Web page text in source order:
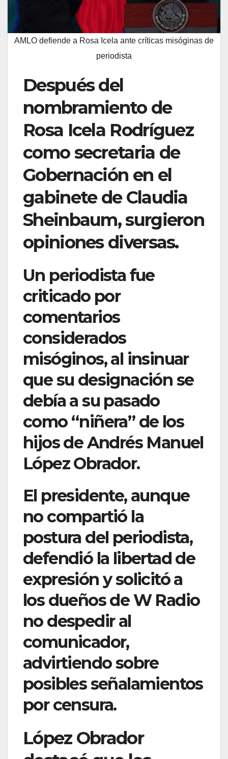
AMLO defiende a Rosa Icela ante críticas misóginas de
periodista
Después del
nombramiento de
Rosa Icela Rodríguez
como secretaria de
Gobernación en el
gabinete de Claudia
Sheinbaum, surgieron
opiniones diversas.
Un periodista fue
criticado por
comentarios
considerados
misóginos, al insinuar
que su designación se
debía a su pasado
como “niñera” de los
hijos de Andrés Manuel
López Obrador.
El presidente, aunque
no compartió la
postura del periodista,
defendió la libertad de
expresión y solicitó a
los dueños de W Radio
no despedir al
comunicador,
advirtiendo sobre
posibles señalamientos
por censura.
López Obrador